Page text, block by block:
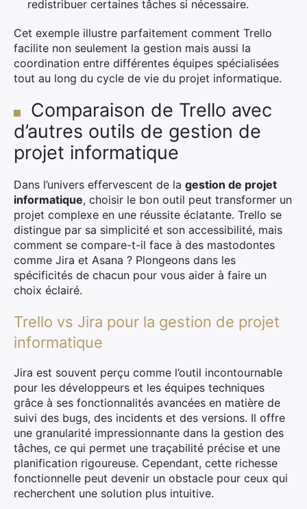
redistribuer certaines tâches si nécessaire.
Cet exemple illustre parfaitement comment Trello
facilite non seulement la gestion mais aussi la
coordination entre différentes équipes spécialisées
tout au long du cycle de vie du projet informatique.
Comparaison de Trello avec
d’autres outils de gestion de
projet informatique
Dans l’univers effervescent de la gestion de projet
informatique, choisir le bon outil peut transformer un
projet complexe en une réussite éclatante. Trello se
distingue par sa simplicité et son accessibilité, mais
comment se compare-t-il face à des mastodontes
comme Jira et Asana ? Plongeons dans les
spécificités de chacun pour vous aider à faire un
choix éclairé.
Trello vs Jira pour la gestion de projet
informatique
Jira est souvent perçu comme l’outil incontournable
pour les développeurs et les équipes techniques
grâce à ses fonctionnalités avancées en matière de
suivi des bugs, des incidents et des versions. Il offre
une granularité impressionnante dans la gestion des
tâches, ce qui permet une traçabilité précise et une
planification rigoureuse. Cependant, cette richesse
fonctionnelle peut devenir un obstacle pour ceux qui
recherchent une solution plus intuitive.